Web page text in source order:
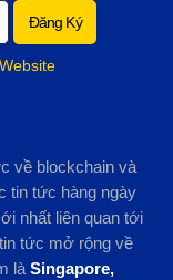
về blockchain và
tin tức hàng ngày
nhất liên quan tới
tức mở rộng về
là Singapore,